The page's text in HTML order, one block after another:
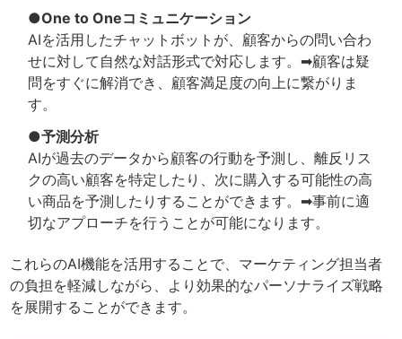
●One to Oneコミュニケーション
AIを活用したチャットボットが、顧客からの問い合わ
せに対して自然な対話形式で対応します。➡顧客は疑
問をすぐに解消でき、顧客満足度の向上に繋がりま
す。
●予測分析
AIが過去のデータから顧客の行動を予測し、離反リス
クの高い顧客を特定したり、次に購入する可能性の高
い商品を予測したりすることができます。➡事前に適
切なアプローチを行うことが可能になります。
これらのAI機能を活用することで、マーケティング担当者
の負担を軽減しながら、より効果的なパーソナライズ戦略
を展開することができます。